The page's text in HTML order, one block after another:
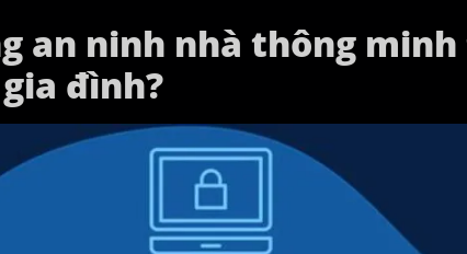
an ninh nhà thông
đình?